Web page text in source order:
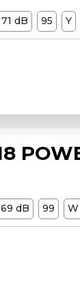
71 dB 95 Y
69 dB 99 W